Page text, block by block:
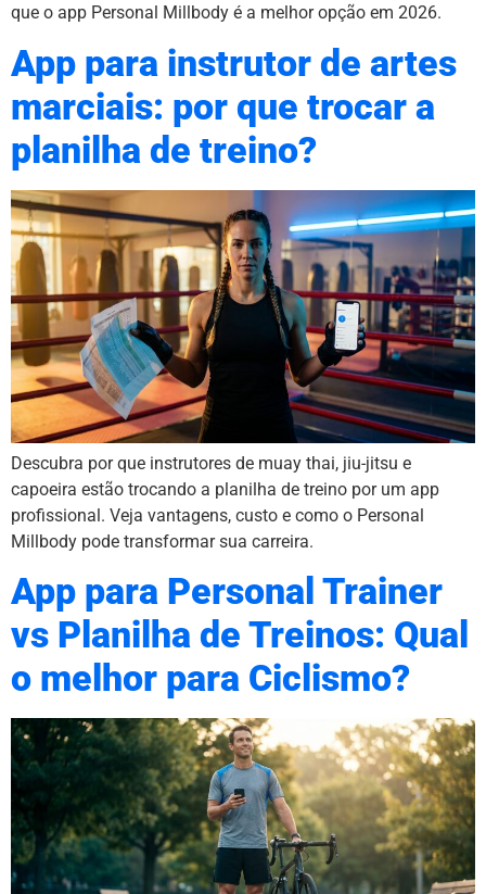
que o app Personal Millbody é a melhor opção em 2026.
App para instrutor de artes
marciais: por que trocar a
planilha de treino?
Descubra por que instrutores de muay thai, jiu-jitsu e
capoeira estão trocando a planilha de treino por um app
profissional. Veja vantagens, custo e como o Personal
Millbody pode transformar sua carreira.
App para Personal Trainer
vs Planilha de Treinos: Qual
o melhor para Ciclismo?